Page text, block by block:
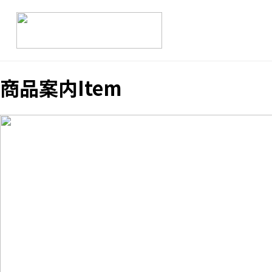
商品案内Item